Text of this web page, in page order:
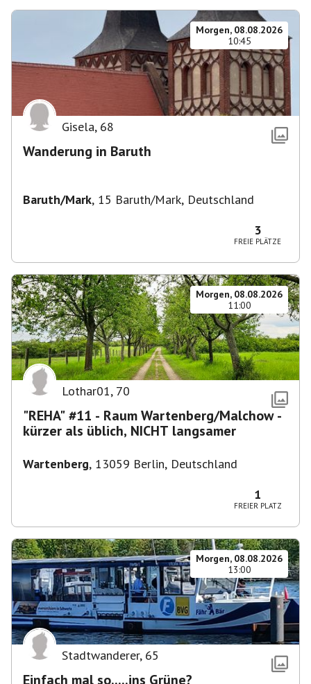
Morgen, 08.08.2026
10:45
Gisela, 68
Wanderung in Baruth
Baruth/Mark, 15 Baruth/Mark, Deutschland
3
FREIE PLÄTZE
Morgen, 08.08.2026
11:00
Lothar01, 70
"REHA" #11 - Raum Wartenberg/Malchow -
kürzer als üblich, NICHT langsamer
Wartenberg, 13059 Berlin, Deutschland
1
FREIER PLATZ
Morgen, 08.08.2026
13:00
Stadtwanderer, 65
Einfach mal so.....ins Grüne?